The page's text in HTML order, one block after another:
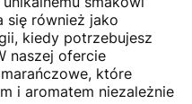
się również jako
kiedy potrzebujesz
naszej ofercie
które
i aromatem niezależnie